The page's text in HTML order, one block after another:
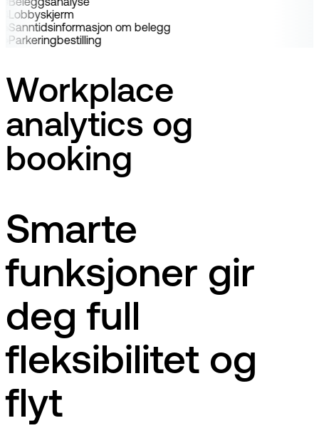
Beleggsanalyse
Lobbyskjerm
Sanntidsinformasjon om belegg
Parkeringbestilling
Workplace
analytics og
booking
Smarte
funksjoner gir
deg full
fleksibilitet og
flyt